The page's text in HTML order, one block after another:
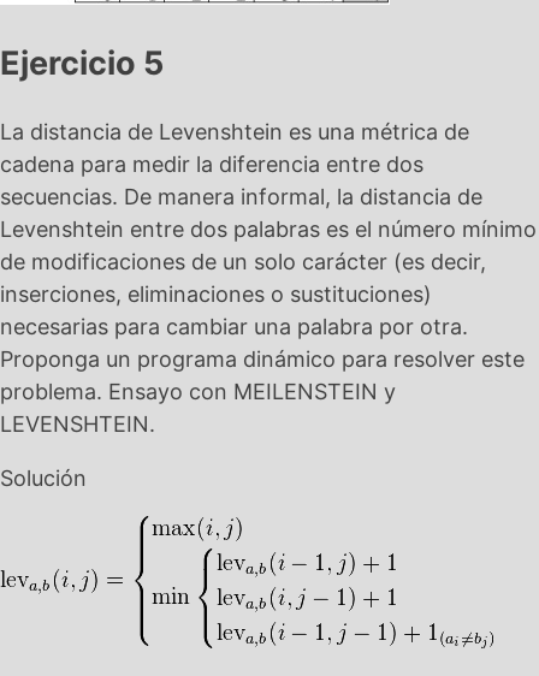
Ejercicio 5
La distancia de Levenshtein es una métrica de
cadena para medir la diferencia entre dos
secuencias. De manera informal, la distancia de
Levenshtein entre dos palabras es el número mínimo
de modificaciones de un solo carácter (es decir,
inserciones, eliminaciones o sustituciones)
necesarias para cambiar una palabra por otra.
Proponga un programa dinámico para resolver este
problema. Ensayo con MEILENSTEIN y
LEVENSHTEIN.
Solución